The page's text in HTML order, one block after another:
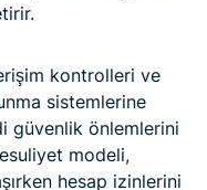
kontrolleri ve
sistemlerine
güvenlik önlemlerini
modeli,
hesap izinlerini